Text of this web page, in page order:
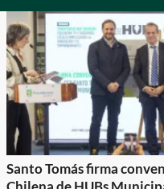
Santo Tomás firma